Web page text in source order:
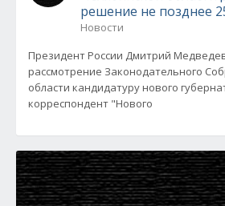
решение не позднее
Новости
Президент России Дмитрий
рассмотрение Законодательного
области кандидатуру нового
корреспондент "Нового